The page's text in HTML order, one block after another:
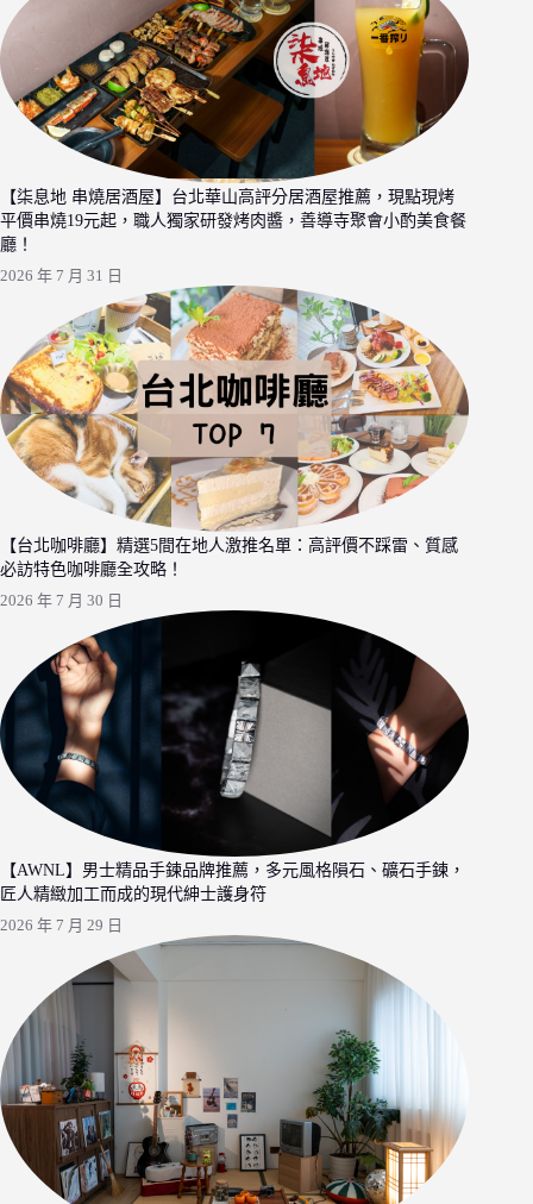
【柒息地 串燒居酒屋】台北華山高評分居酒屋推薦，現點現烤
平價串燒19元起，職人獨家研發烤肉醬，善導寺聚會小酌美食餐
廳！
2026 年 7 月 31 日
【台北咖啡廳】精選5間在地人激推名單：高評價不踩雷、質感
必訪特色咖啡廳全攻略！
2026 年 7 月 30 日
【AWNL】男士精品手鍊品牌推薦，多元風格隕石、礦石手鍊，
匠人精緻加工而成的現代紳士護身符
2026 年 7 月 29 日